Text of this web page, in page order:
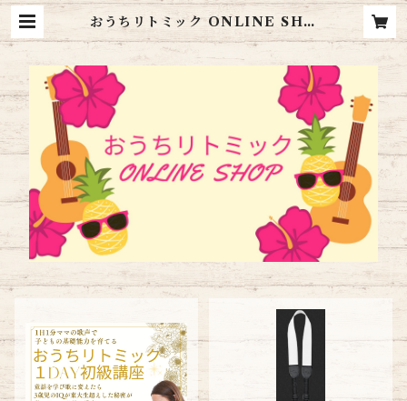
おうちリトミック ONLINE SHO
P